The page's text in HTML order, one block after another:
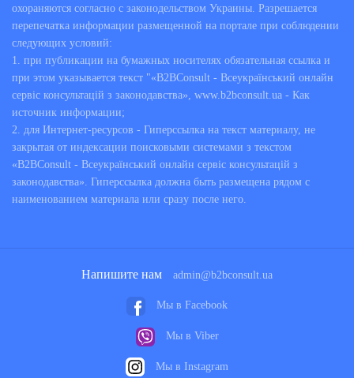
охораняются согласно с законодельством Украины. Разрешается
перепечатка информации размещенной на портале при соблюдении
следующих условий:
1. при публикации на бумажных носителях обязательная ссылка и
при этом указывается текст "«B2BConsult - Всеукраїнський онлайн
сервіс консультацій з законодавства», www.b2bconsult.ua - Как
источник информации;
2. для Интернет-ресурсов - Гиперссылка на текст материалу, не
закрытая от индексации поисковыми системами з текстом
«B2BConsult - Всеукраїнський онлайн сервіс консультацій з
законодавства». Гиперссылка должна быть размещена рядом с
наименованием материала или сразу после него.
Напишите нам admin@b2bconsult.ua
Мы в Facebook
Мы в Viber
Мы в Instagram